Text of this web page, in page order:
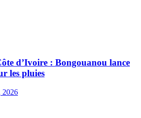
d’Ivoire : Bongouanou lance
les pluies
2026